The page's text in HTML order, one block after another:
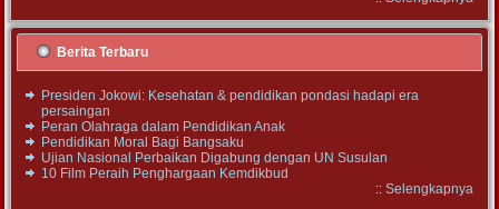
Berita Terbaru
Presiden Jokowi: Kesehatan & pendidikan pondasi hadapi era
persaingan
Peran Olahraga dalam Pendidikan Anak
Pendidikan Moral Bagi Bangsaku
Ujian Nasional Perbaikan Digabung dengan UN Susulan
10 Film Peraih Penghargaan Kemdikbud
:: Selengkapnya